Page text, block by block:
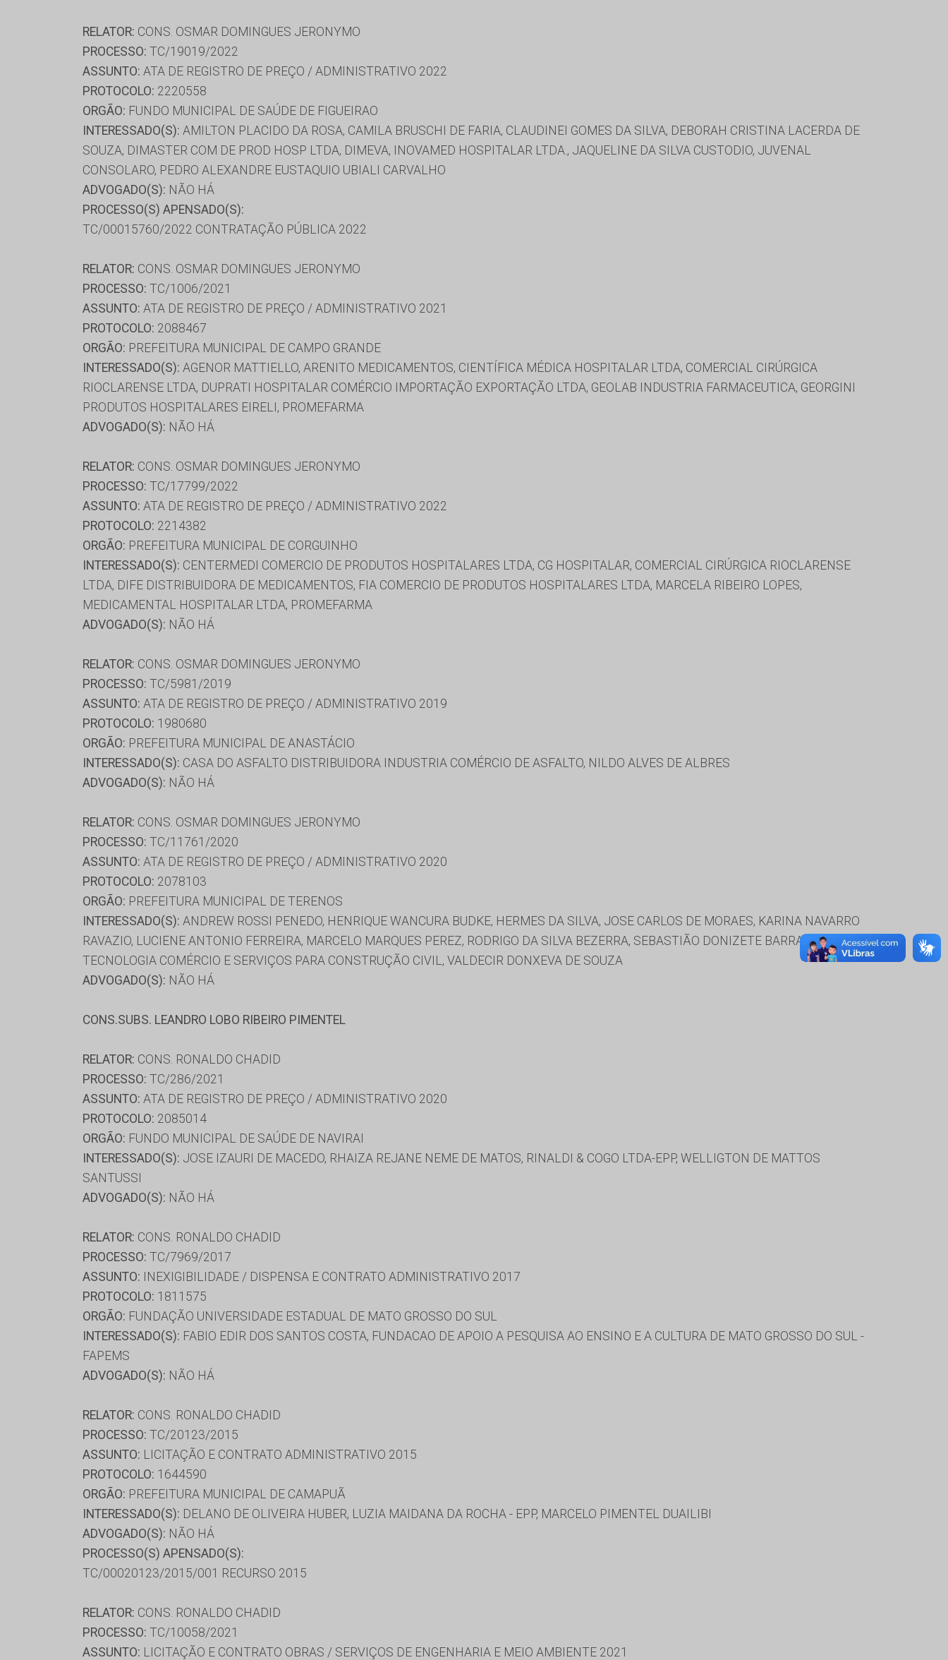
RELATOR: CONS. OSMAR DOMINGUES JERONYMO
PROCESSO: TC/19019/2022
ASSUNTO: ATA DE REGISTRO DE PREÇO / ADMINISTRATIVO 2022
PROTOCOLO: 2220558
ORGÃO: FUNDO MUNICIPAL DE SAÚDE DE FIGUEIRAO
INTERESSADO(S): AMILTON PLACIDO DA ROSA, CAMILA BRUSCHI DE FARIA, CLAUDINEI GOMES DA SILVA, DEBORAH CRISTINA LACERDA DE
SOUZA, DIMASTER COM DE PROD HOSP LTDA, DIMEVA, INOVAMED HOSPITALAR LTDA., JAQUELINE DA SILVA CUSTODIO, JUVENAL
CONSOLARO, PEDRO ALEXANDRE EUSTAQUIO UBIALI CARVALHO
ADVOGADO(S): NÃO HÁ
PROCESSO(S) APENSADO(S):
TC/00015760/2022 CONTRATAÇÃO PÚBLICA 2022
RELATOR: CONS. OSMAR DOMINGUES JERONYMO
PROCESSO: TC/1006/2021
ASSUNTO: ATA DE REGISTRO DE PREÇO / ADMINISTRATIVO 2021
PROTOCOLO: 2088467
ORGÃO: PREFEITURA MUNICIPAL DE CAMPO GRANDE
INTERESSADO(S): AGENOR MATTIELLO, ARENITO MEDICAMENTOS, CIENTÍFICA MÉDICA HOSPITALAR LTDA, COMERCIAL CIRÚRGICA
RIOCLARENSE LTDA, DUPRATI HOSPITALAR COMÉRCIO IMPORTAÇÃO EXPORTAÇÃO LTDA, GEOLAB INDUSTRIA FARMACEUTICA, GEORGINI
PRODUTOS HOSPITALARES EIRELI, PROMEFARMA
ADVOGADO(S): NÃO HÁ
RELATOR: CONS. OSMAR DOMINGUES JERONYMO
PROCESSO: TC/17799/2022
ASSUNTO: ATA DE REGISTRO DE PREÇO / ADMINISTRATIVO 2022
PROTOCOLO: 2214382
ORGÃO: PREFEITURA MUNICIPAL DE CORGUINHO
INTERESSADO(S): CENTERMEDI COMERCIO DE PRODUTOS HOSPITALARES LTDA, CG HOSPITALAR, COMERCIAL CIRÚRGICA RIOCLARENSE
LTDA, DIFE DISTRIBUIDORA DE MEDICAMENTOS, FIA COMERCIO DE PRODUTOS HOSPITALARES LTDA, MARCELA RIBEIRO LOPES,
MEDICAMENTAL HOSPITALAR LTDA, PROMEFARMA
ADVOGADO(S): NÃO HÁ
RELATOR: CONS. OSMAR DOMINGUES JERONYMO
PROCESSO: TC/5981/2019
ASSUNTO: ATA DE REGISTRO DE PREÇO / ADMINISTRATIVO 2019
PROTOCOLO: 1980680
ORGÃO: PREFEITURA MUNICIPAL DE ANASTÁCIO
INTERESSADO(S): CASA DO ASFALTO DISTRIBUIDORA INDUSTRIA COMÉRCIO DE ASFALTO, NILDO ALVES DE ALBRES
ADVOGADO(S): NÃO HÁ
RELATOR: CONS. OSMAR DOMINGUES JERONYMO
PROCESSO: TC/11761/2020
ASSUNTO: ATA DE REGISTRO DE PREÇO / ADMINISTRATIVO 2020
PROTOCOLO: 2078103
ORGÃO: PREFEITURA MUNICIPAL DE TERENOS
INTERESSADO(S): ANDREW ROSSI PENEDO, HENRIQUE WANCURA BUDKE, HERMES DA SILVA, JOSE CARLOS DE MORAES, KARINA NAVARRO
RAVAZIO, LUCIENE ANTONIO FERREIRA, MARCELO MARQUES PEREZ, RODRIGO DA SILVA BEZERRA, SEBASTIÃO DONIZETE BARRACO,
TECNOLOGIA COMÉRCIO E SERVIÇOS PARA CONSTRUÇÃO CIVIL, VALDECIR DONXEVA DE SOUZA
ADVOGADO(S): NÃO HÁ
CONS.SUBS. LEANDRO LOBO RIBEIRO PIMENTEL
RELATOR: CONS. RONALDO CHADID
PROCESSO: TC/286/2021
ASSUNTO: ATA DE REGISTRO DE PREÇO / ADMINISTRATIVO 2020
PROTOCOLO: 2085014
ORGÃO: FUNDO MUNICIPAL DE SAÚDE DE NAVIRAI
INTERESSADO(S): JOSE IZAURI DE MACEDO, RHAIZA REJANE NEME DE MATOS, RINALDI & COGO LTDA-EPP, WELLIGTON DE MATTOS
SANTUSSI
ADVOGADO(S): NÃO HÁ
RELATOR: CONS. RONALDO CHADID
PROCESSO: TC/7969/2017
ASSUNTO: INEXIGIBILIDADE / DISPENSA E CONTRATO ADMINISTRATIVO 2017
PROTOCOLO: 1811575
ORGÃO: FUNDAÇÃO UNIVERSIDADE ESTADUAL DE MATO GROSSO DO SUL
INTERESSADO(S): FABIO EDIR DOS SANTOS COSTA, FUNDACAO DE APOIO A PESQUISA AO ENSINO E A CULTURA DE MATO GROSSO DO SUL -
FAPEMS
ADVOGADO(S): NÃO HÁ
RELATOR: CONS. RONALDO CHADID
PROCESSO: TC/20123/2015
ASSUNTO: LICITAÇÃO E CONTRATO ADMINISTRATIVO 2015
PROTOCOLO: 1644590
ORGÃO: PREFEITURA MUNICIPAL DE CAMAPUÃ
INTERESSADO(S): DELANO DE OLIVEIRA HUBER, LUZIA MAIDANA DA ROCHA - EPP, MARCELO PIMENTEL DUAILIBI
ADVOGADO(S): NÃO HÁ
PROCESSO(S) APENSADO(S):
TC/00020123/2015/001 RECURSO 2015
RELATOR: CONS. RONALDO CHADID
PROCESSO: TC/10058/2021
ASSUNTO: LICITAÇÃO E CONTRATO OBRAS / SERVIÇOS DE ENGENHARIA E MEIO AMBIENTE 2021